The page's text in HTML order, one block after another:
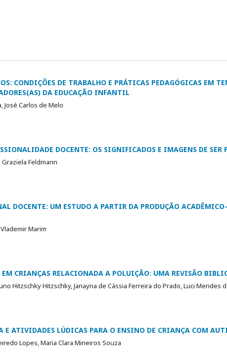
CONDIÇÕES DE TRABALHO E PRÁTICAS PEDAGÓGICAS EM
DA EDUCAÇÃO INFANTIL
José Carlos de Melo
DOCENTE: OS SIGNIFICADOS E IMAGENS DE SER
Feldmann
DOCENTE: UM ESTUDO A PARTIR DA PRODUÇÃO
Marim
EM CRIANÇAS RELACIONADA A POLUIÇÃO: UMA REVISÃO
Hitzschky Hitzschky, Janayna de Cássia Ferreira do Prado, Luci Mendes
E ATIVIDADES LÚDICAS PARA O ENSINO DE CRIANÇA COM
Lopes, Maria Clara Mineiros Souza